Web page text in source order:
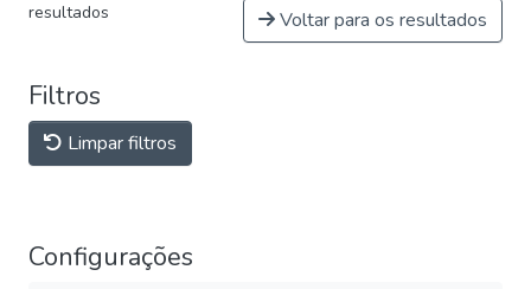
resultados Voltar para os resultados
Filtros
Limpar filtros
Configurações